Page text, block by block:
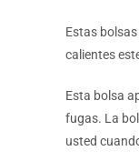
Estas
calientes
Esta bolsa
fugas. La
usted